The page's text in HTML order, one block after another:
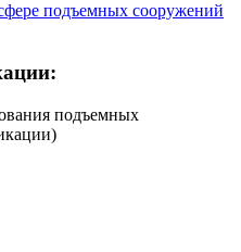
подъемных сооружений
подъемных